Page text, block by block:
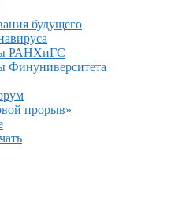
будущего
РАНХиГС
Финуниверситета
прорыв»